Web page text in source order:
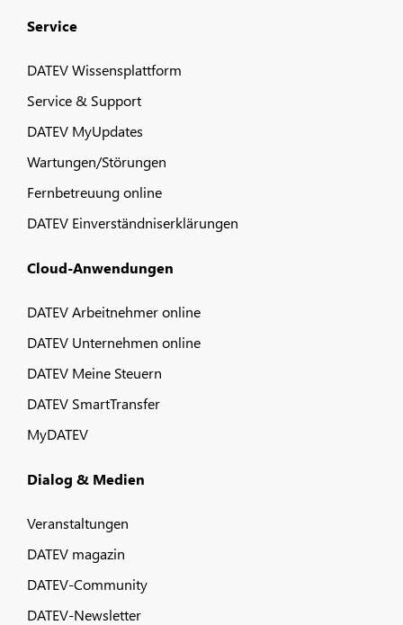
Service
DATEV Wissensplattform
Service & Support
DATEV MyUpdates
Wartungen/Störungen
Fernbetreuung online
DATEV Einverständniserklärungen
Cloud-Anwendungen
DATEV Arbeitnehmer online
DATEV Unternehmen online
DATEV Meine Steuern
DATEV SmartTransfer
MyDATEV
Dialog & Medien
Veranstaltungen
DATEV magazin
DATEV-Community
DATEV-Newsletter